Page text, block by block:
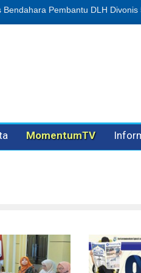
Kuasa Hukum Pelapor
MomentumTV